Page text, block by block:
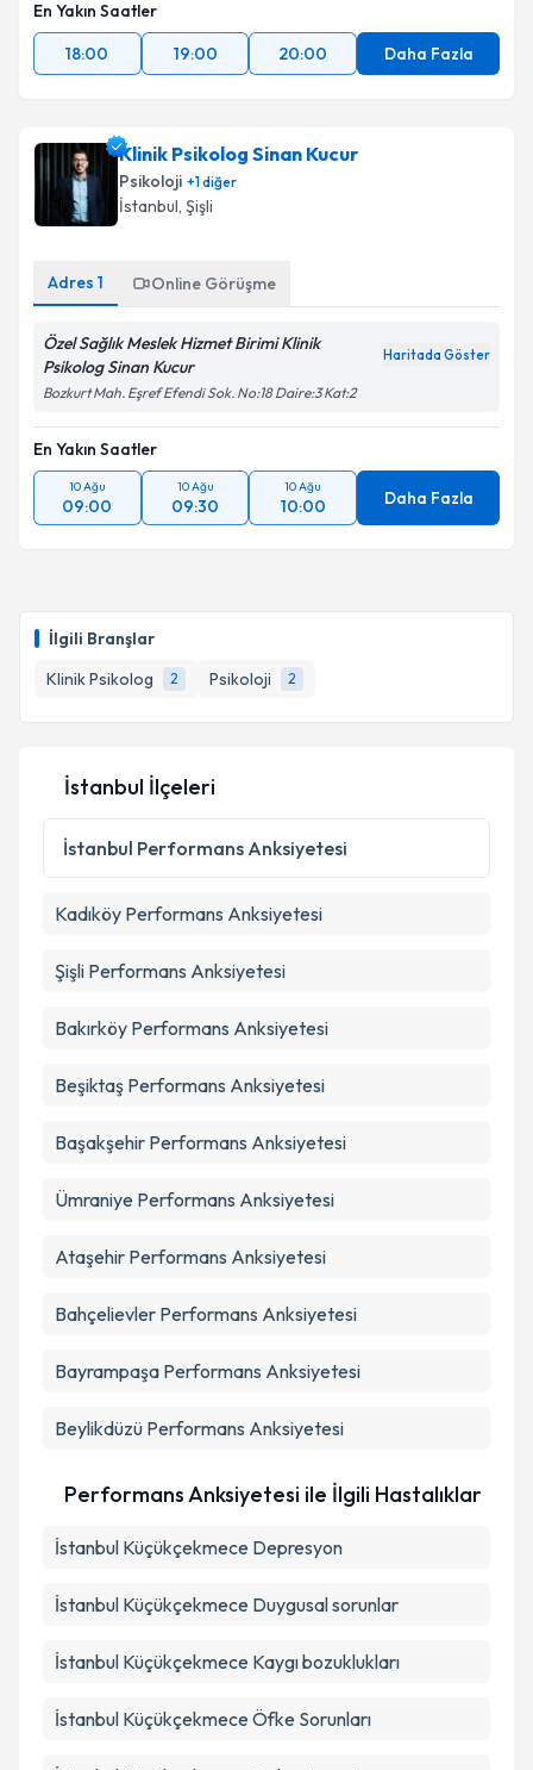
İlgili Branşlar
Klinik Psikolog
2 Psikoloji 2
En Yakın Saatler
18:00
19:00 20:00 Daha Fazla
Klinik Psikolog Sinan Kucur
Psikoloji +1diğer
İstanbul, Şişli
Adres 1 Online Görüşme
Özel Sağlık Meslek Hizmet Birimi Klinik
Psikolog Sinan Kucur
Haritada Göster
Bozkurt Mah. Eşref Efendi Sok. No:18 Daire:3 Kat:2
En Yakın Saatler
10 Ağu
09:00
10 Ağu
09:30
10 Ağu
10:00 Daha Fazla
İstanbul İlçeleri
İstanbul Performans Anksiyetesi
Kadıköy Performans Anksiyetesi
Şişli Performans Anksiyetesi
Bakırköy Performans Anksiyetesi
Beşiktaş Performans Anksiyetesi
Başakşehir Performans Anksiyetesi
Ümraniye Performans Anksiyetesi
Ataşehir Performans Anksiyetesi
Bahçelievler Performans Anksiyetesi
Bayrampaşa Performans Anksiyetesi
Beylikdüzü Performans Anksiyetesi
Performans Anksiyetesi ile İlgili Hastalıklar
İstanbul Küçükçekmece Depresyon
İstanbul Küçükçekmece Duygusal sorunlar
İstanbul Küçükçekmece Kaygı bozuklukları
İstanbul Küçükçekmece Öfke Sorunları